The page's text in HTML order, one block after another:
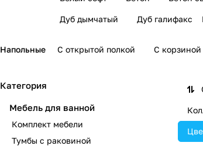
Дуб дымчатый Дуб галифакс
Напольные С открытой полкой С корзиной
Категория
Мебель для ванной
Комплект мебели
Тумбы с раковиной